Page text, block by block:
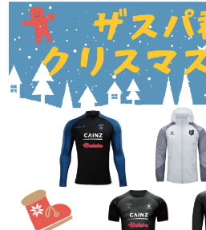
・シーズンシート
・法人シーズンシート
スタジアムグルメ
会場周辺案内図
ホームイベント情報
初心者向けのガイダンス
運営サポートスタッフ募集
設営撤収応援隊募集
グッズ
ザスパタイムズ
各SNS
マスコット
クラブアンバサダー
クラブパートナー
アシストパートナー
ザスパ応援店紹介
ホームタウン活動
スマイルキッズキャラバン
応援ベンダー設置のお願い
ふるさと納税
COMPANY
会社概要
拠点一覧
フィロソフィー
クラブについて（エンブレム・ロゴ
HISTORY
お問い合わせ
CHALLENGERS
ACADEMY
アカデミー概要
U-18
U-15
スタ
SCHOOL